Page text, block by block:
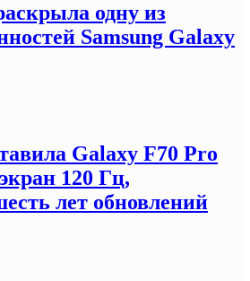
одну из
Samsung Galaxy
Galaxy F70 Pro
120 Гц,
лет обновлений